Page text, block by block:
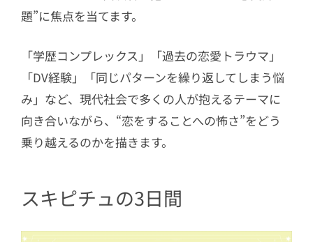
題”に焦点を当てます。
「学歴コンプレックス」「過去の恋愛トラウマ」
「DV経験」「同じパターンを繰り返してしまう悩
み」など、現代社会で多くの人が抱えるテーマに
向き合いながら、“恋をすることへの怖さ”をどう
乗り越えるのかを描きます。
スキピチュの3日間